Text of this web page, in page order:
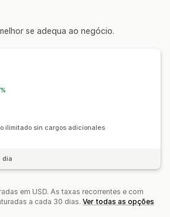
se adequa ao negócio.
ilimitado sin cargos adicionales
dia
em USD. As taxas recorrentes e com
a cada 30 dias. Ver todas as opções